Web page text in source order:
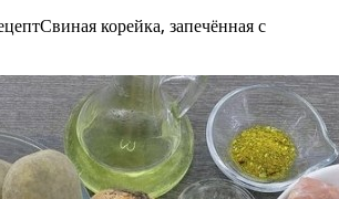
корейка, запечённая с